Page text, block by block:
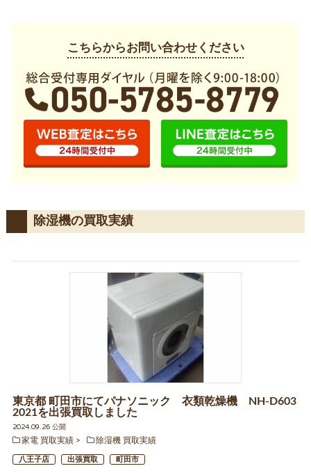
こちらからお問い合わせください
除湿機の買取実績
東京都 町田市にてパナソニック 衣類乾燥機 NH-D603
2021を出張買取しました
2024.09.26 公開
家電 買取実績
除湿機 買取実績
八王子店 出張買取 町田市